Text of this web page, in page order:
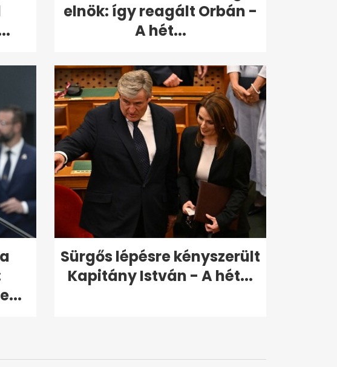
elnök: így reagált Orbán -
A hét...
Sürgős lépésre kényszerült
Kapitány István - A hét...